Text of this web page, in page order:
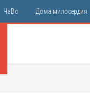
ЧаВо Дома милосердия